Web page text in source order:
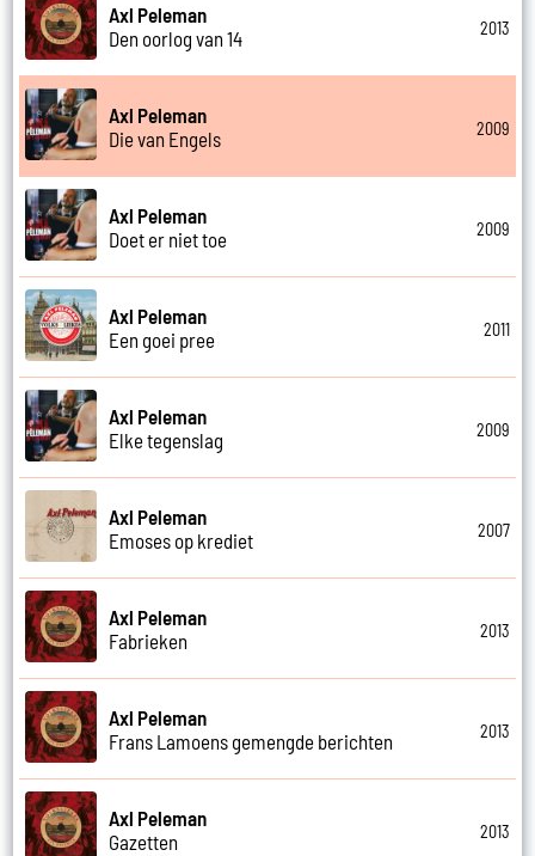
Axl Peleman
Den oorlog van 14
2013
Axl Peleman
Die van Engels
2009
Axl Peleman
Doet er niet toe
2009
Axl Peleman
Een goei pree
2011
Axl Peleman
Elke tegenslag
2009
Axl Peleman
Emoses op krediet
2007
Axl Peleman
Fabrieken
2013
Axl Peleman
Frans Lamoens gemengde berichten
2013
Axl Peleman
Gazetten
2013